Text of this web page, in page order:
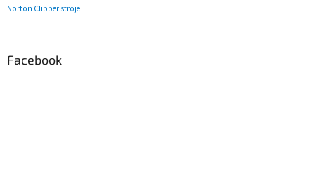
Norton Clipper stroje
Facebook